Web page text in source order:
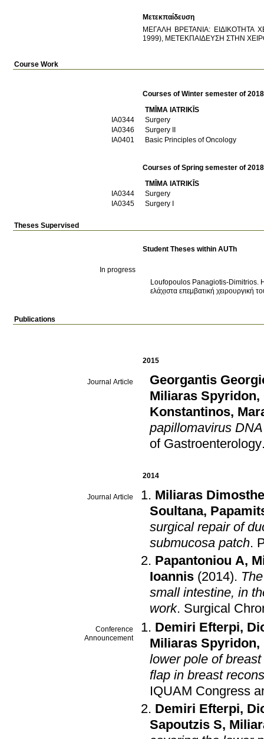
Μετεκπαίδευση
ΜΕΓΑΛΗ ΒΡΕΤΑΝΙΑ: ΕΙΔΙΚΟΤΗΤΑ
1999), ΜΕΤΕΚΠΑΙΔΕΥΣΗ ΣΤΗΝ
Course Work
Courses of Winter semester of
TMĪMA IATRIKĪS
ΙΑ0344
Surgery
ΙΑ0346
Surgery II
ΙΑ0401
Basic Principles of Oncology
Courses of Spring semester of
TMĪMA IATRIKĪS
ΙΑ0344
Surgery
ΙΑ0345
Surgery I
Theses Supervised
Student Theses within AUTh
In progress
Loufopoulos Panagiotis-Dimitrios.
ελάχιστα επεμβατική χειρουργική
Publications
2015
Journal Article
Georgantis
Miliaras Spyridon,
Konstantinos,
papillomavirus
of Gastroenterology
2014
Journal Article
Miliaras
Soultana,
surgical repair of
submucosa patch.
Papantoniou A,
Ioannis (2014).
small intestine, in
work. Surgical
Conference
Announcement
Demiri Efterpi,
Miliaras Spyridon,
lower pole of
flap in breast
IQUAM Congress
Demiri Efterpi,
Sapoutzis S,